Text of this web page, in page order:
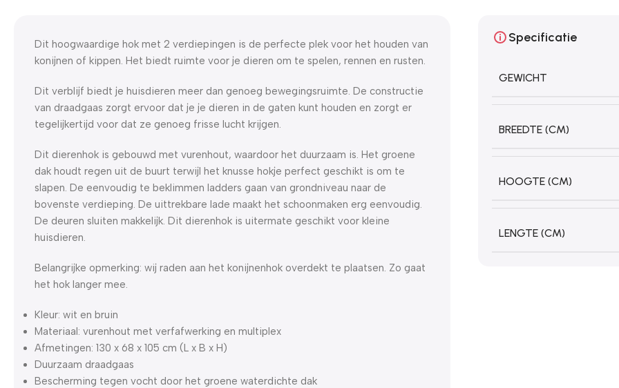
Dit hoogwaardige hok met 2 verdiepingen is de perfecte plek voor het houden van
konijnen of kippen. Het biedt ruimte voor je dieren om te spelen, rennen en rusten.
Dit verblijf biedt je huisdieren meer dan genoeg bewegingsruimte. De constructie
van draadgaas zorgt ervoor dat je je dieren in de gaten kunt houden en zorgt er
tegelijkertijd voor dat ze genoeg frisse lucht krijgen.
Dit dierenhok is gebouwd met vurenhout, waardoor het duurzaam is. Het groene
dak houdt regen uit de buurt terwijl het knusse hokje perfect geschikt is om te
slapen. De eenvoudig te beklimmen ladders gaan van grondniveau naar de
bovenste verdieping. De uittrekbare lade maakt het schoonmaken erg eenvoudig.
De deuren sluiten makkelijk. Dit dierenhok is uitermate geschikt voor kleine
huisdieren.
Belangrijke opmerking: wij raden aan het konijnenhok overdekt te plaatsen. Zo gaat
het hok langer mee.
Kleur: wit en bruin
Materiaal: vurenhout met verfafwerking en multiplex
Afmetingen: 130 x 68 x 105 cm (L x B x H)
Duurzaam draadgaas
Bescherming tegen vocht door het groene waterdichte dak
Specificatie
GEWICHT
BREEDTE (CM)
HOOGTE (CM)
LENGTE (CM)